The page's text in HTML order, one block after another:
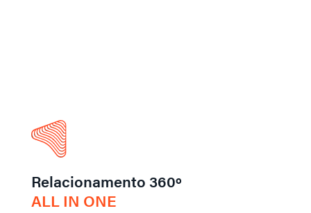
Relacionamento 360º
ALL IN ONE